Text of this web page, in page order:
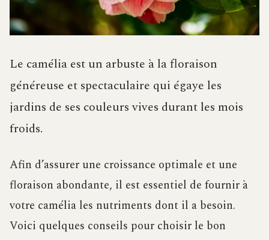
Le camélia est un arbuste à la floraison
généreuse et spectaculaire qui égaye les
jardins de ses couleurs vives durant les mois
froids.
Afin d’assurer une croissance optimale et une
floraison abondante, il est essentiel de fournir à
votre camélia les nutriments dont il a besoin.
Voici quelques conseils pour choisir le bon